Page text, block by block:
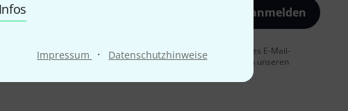
Impressum · Datenschutzhinweise
Jetzt anmelden
Sie dem Erhalt von E-Mail-Werbung und einer Messung des E-Mail-
ist jederzeit möglich. Weitere Informationen finden Sie in unseren